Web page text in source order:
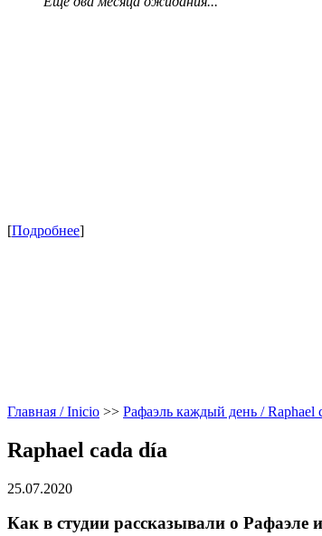
[Подробнее]
Главная / Inicio >> Рафаэль каждый день / Raphael
Raphael cada día
25.07.2020
Как в студии рассказывали о Рафаэле